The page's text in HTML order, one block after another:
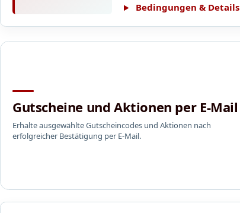
Bedingungen & Details
Gutscheine und Aktionen per E-Mail
Erhalte ausgewählte Gutscheincodes und Aktionen nach
erfolgreicher Bestätigung per E-Mail.